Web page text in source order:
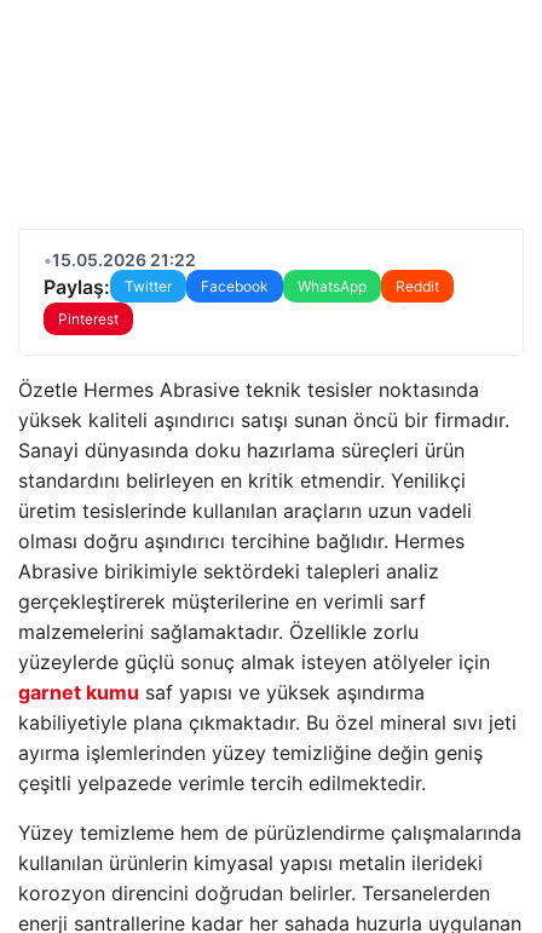
•15.05.2026 21:22
Paylaş: Twitter Facebook WhatsApp
Reddit
Pinterest
Özetle Hermes Abrasive teknik tesisler noktasında
yüksek kaliteli aşındırıcı satışı sunan öncü bir firmadır.
Sanayi dünyasında doku hazırlama süreçleri ürün
standardını belirleyen en kritik etmendir. Yenilikçi
üretim tesislerinde kullanılan araçların uzun vadeli
olması doğru aşındırıcı tercihine bağlıdır. Hermes
Abrasive birikimiyle sektördeki talepleri analiz
gerçekleştirerek müşterilerine en verimli sarf
malzemelerini sağlamaktadır. Özellikle zorlu
yüzeylerde güçlü sonuç almak isteyen atölyeler için
garnet kumu saf yapısı ve yüksek aşındırma
kabiliyetiyle plana çıkmaktadır. Bu özel mineral sıvı jeti
ayırma işlemlerinden yüzey temizliğine değin geniş
çeşitli yelpazede verimle tercih edilmektedir.
Yüzey temizleme hem de pürüzlendirme çalışmalarında
kullanılan ürünlerin kimyasal yapısı metalin ilerideki
korozyon direncini doğrudan belirler. Tersanelerden
enerji santrallerine kadar her sahada huzurla uygulanan